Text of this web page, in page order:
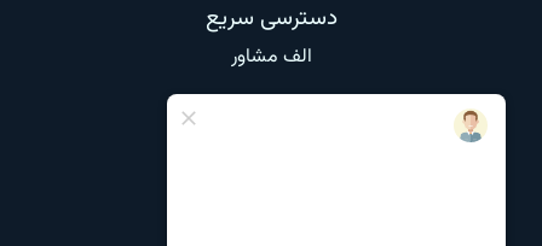
دسترسی سریع
الف مشاور